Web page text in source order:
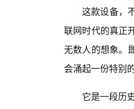
这款设备，
联网时代的真正
无数人的想象。
会涌起一份特别
它是一段历